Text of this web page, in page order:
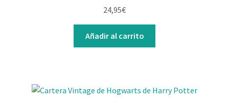
24,95€
Añadir al carrito